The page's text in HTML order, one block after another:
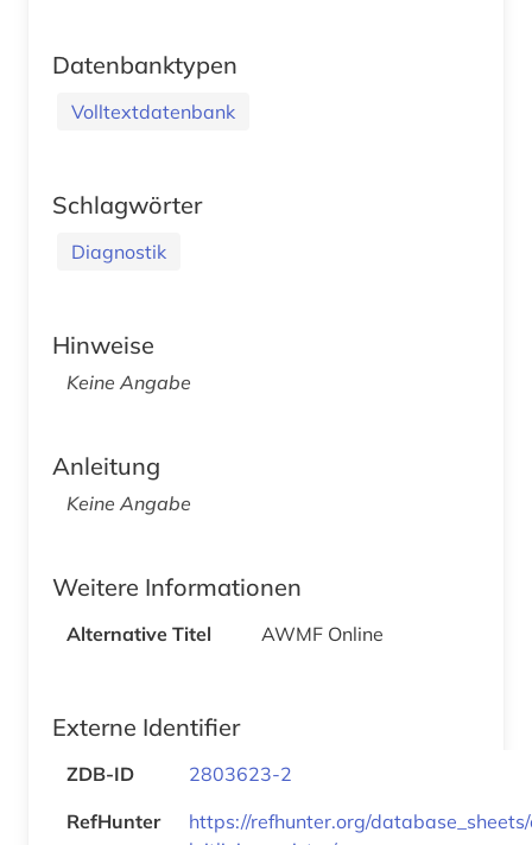
Datenbanktypen
Volltextdatenbank
Schlagwörter
Diagnostik
Hinweise
Keine Angabe
Anleitung
Keine Angabe
Weitere Informationen
Alternative Titel AWMF Online
Externe Identifier
ZDB-ID
2803623-2
RefHunter
https://refhunter.org/